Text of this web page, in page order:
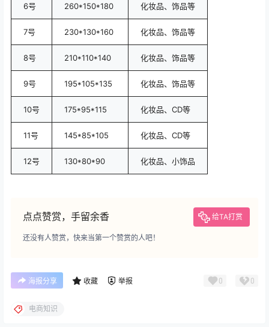
6号 260*150*180 化妆品、饰品等
7号 230*130*160 化妆品、饰品等
8号 210*110*140 化妆品、饰品等
9号 195*105*135 化妆品、饰品等
10号 175*95*115 化妆品、CD等
11号 145*85*105 化妆品、CD等
12号 130*80*90 化妆品、小饰品
点点赞赏，手留余香 给TA打赏
还没有人赞赏，快来当第一个赞赏的人吧！
海报分享 收藏 举报 0 0
电商知识